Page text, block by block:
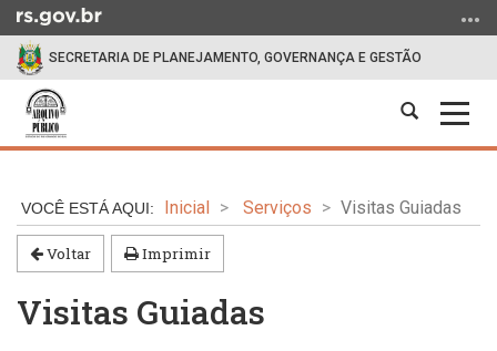
para
conteúdo
para
menu
para
busca
SECRETARIA DE PLANEJAMENTO, GOVERNANÇA E GESTÃO
Abrir
conteúdo
Inicial Serviços Visitas Guiadas
Voltar Imprimir
Visitas Guiadas